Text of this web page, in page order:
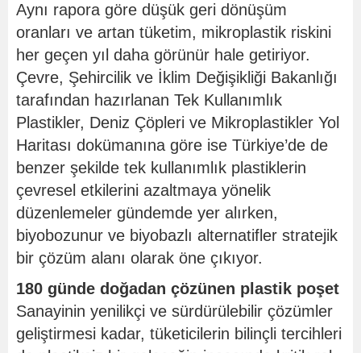
Aynı rapora göre düşük geri dönüşüm
oranları ve artan tüketim, mikroplastik riskini
her geçen yıl daha görünür hale getiriyor.
Çevre, Şehircilik ve İklim Değişikliği Bakanlığı
tarafından hazırlanan Tek Kullanımlık
Plastikler, Deniz Çöpleri ve Mikroplastikler Yol
Haritası dokümanına göre ise Türkiye’de de
benzer şekilde tek kullanımlık plastiklerin
çevresel etkilerini azaltmaya yönelik
düzenlemeler gündemde yer alırken,
biyobozunur ve biyobazlı alternatifler stratejik
bir çözüm alanı olarak öne çıkıyor.
180 günde doğadan çözünen plastik poşet
Sanayinin yenilikçi ve sürdürülebilir çözümler
geliştirmesi kadar, tüketicilerin bilinçli tercihleri